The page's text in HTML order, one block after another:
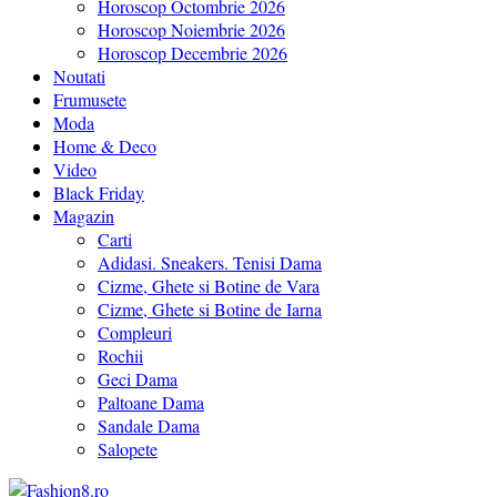
Horoscop Octombrie 2026
Horoscop Noiembrie 2026
Horoscop Decembrie 2026
Noutati
Frumusete
Moda
Home & Deco
Video
Black Friday
Magazin
Carti
Adidasi. Sneakers. Tenisi Dama
Cizme, Ghete si Botine de Vara
Cizme, Ghete si Botine de Iarna
Compleuri
Rochii
Geci Dama
Paltoane Dama
Sandale Dama
Salopete